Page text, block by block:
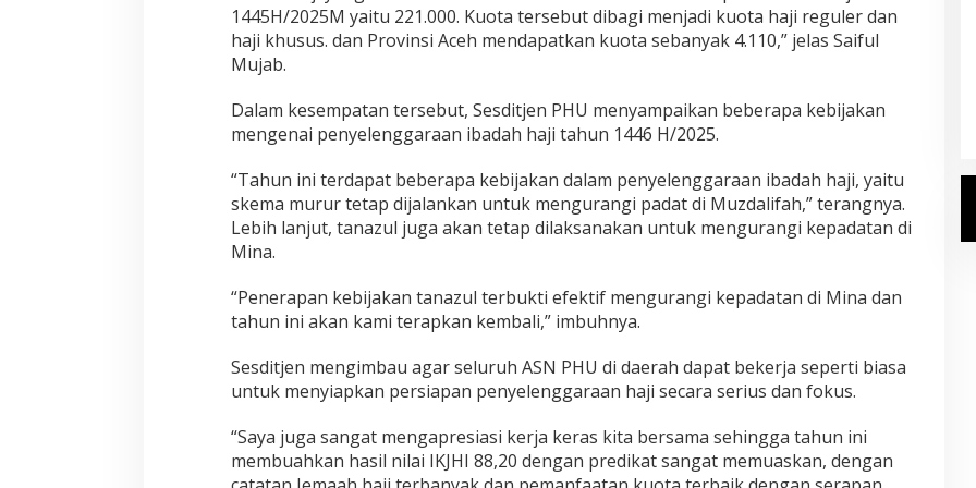
1445H/2025M yaitu 221.000. Kuota tersebut dibagi menjadi kuota haji reguler dan
haji khusus. dan Provinsi Aceh mendapatkan kuota sebanyak 4.110,” jelas Saiful
Mujab.
Dalam kesempatan tersebut, Sesditjen PHU menyampaikan beberapa kebijakan
mengenai penyelenggaraan ibadah haji tahun 1446 H/2025.
“Tahun ini terdapat beberapa kebijakan dalam penyelenggaraan ibadah haji, yaitu
skema murur tetap dijalankan untuk mengurangi padat di Muzdalifah,” terangnya.
Lebih lanjut, tanazul juga akan tetap dilaksanakan untuk mengurangi kepadatan di
Mina.
“Penerapan kebijakan tanazul terbukti efektif mengurangi kepadatan di Mina dan
tahun ini akan kami terapkan kembali,” imbuhnya.
Sesditjen mengimbau agar seluruh ASN PHU di daerah dapat bekerja seperti biasa
untuk menyiapkan persiapan penyelenggaraan haji secara serius dan fokus.
“Saya juga sangat mengapresiasi kerja keras kita bersama sehingga tahun ini
membuahkan hasil nilai IKJHI 88,20 dengan predikat sangat memuaskan, dengan
Di Haji | Senin, 20 Juli 2026 Di Haji | Selasa, 23 Juni 2026